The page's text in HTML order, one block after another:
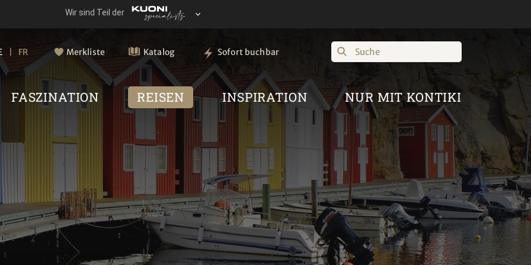
FR Merkliste Katalog Sofort buchbar Suche
FASZINATION REISEN INSPIRATION NUR MIT KONTIKI